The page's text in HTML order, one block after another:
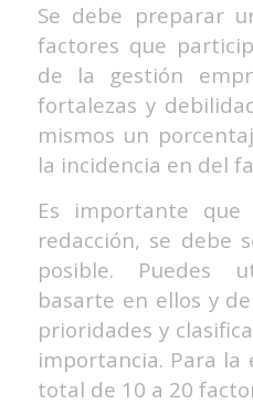
Se debe preparar
factores que
de la gestión
fortalezas y
mismos un
la incidencia en del
Es importante
redacción, se debe
posible. Puedes
basarte en ellos y
prioridades y
importancia. Para la
total de 10 a 20